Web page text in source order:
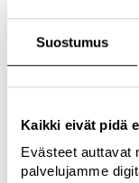
Suostumus
Kaikki eivät pidä
Evästeet auttavat
palvelujamme
Naiset